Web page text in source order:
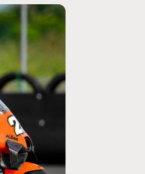
GP
évite l'opération et vise un